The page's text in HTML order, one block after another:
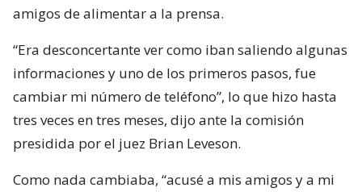
amigos de alimentar a la prensa.
“Era desconcertante ver como iban saliendo algunas
informaciones y uno de los primeros pasos, fue
cambiar mi número de teléfono”, lo que hizo hasta
tres veces en tres meses, dijo ante la comisión
presidida por el juez Brian Leveson.
Como nada cambiaba, “acusé a mis amigos y a mi